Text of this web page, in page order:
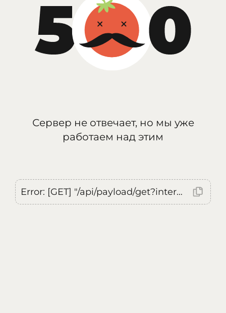
Сервер не отвечает, но мы уже
работаем над этим
Error: [GET] "/api/payload/get?internal=true&currentLocale=ru": <no response> Failed to fetch